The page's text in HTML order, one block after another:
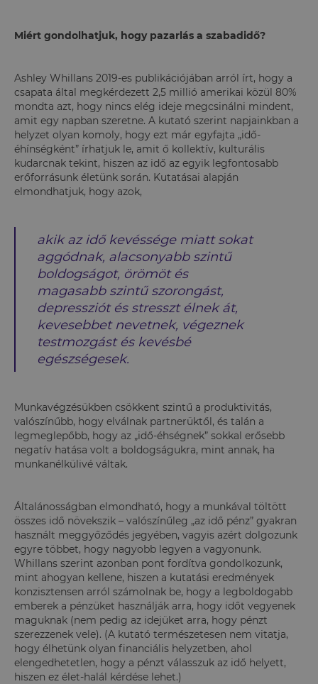
Miért gondolhatjuk, hogy pazarlás a szabadidő?
Ashley Whillans 2019-es publikációjában arról írt, hogy a
csapata által megkérdezett 2,5 millió amerikai közül 80%
mondta azt, hogy nincs elég ideje megcsinálni mindent,
amit egy napban szeretne. A kutató szerint napjainkban a
helyzet olyan komoly, hogy ezt már egyfajta „idő-
éhínségként” írhatjuk le, amit ő kollektív, kulturális
kudarcnak tekint, hiszen az idő az egyik legfontosabb
erőforrásunk életünk során. Kutatásai alapján
elmondhatjuk, hogy azok,
akik az idő kevéssége miatt sokat
aggódnak, alacsonyabb szintű
boldogságot, örömöt és
magasabb szintű szorongást,
depressziót és stresszt élnek át,
kevesebbet nevetnek, végeznek
testmozgást és kevésbé
egészségesek.
Munkavégzésükben csökkent szintű a produktivitás,
valószínűbb, hogy elválnak partnerüktől, és talán a
legmeglepőbb, hogy az „idő-éhségnek” sokkal erősebb
negatív hatása volt a boldogságukra, mint annak, ha
munkanélkülivé váltak.
Általánosságban elmondható, hogy a munkával töltött
összes idő növekszik – valószínűleg „az idő pénz” gyakran
használt meggyőződés jegyében, vagyis azért dolgozunk
egyre többet, hogy nagyobb legyen a vagyonunk.
Whillans szerint azonban pont fordítva gondolkozunk,
mint ahogyan kellene, hiszen a kutatási eredmények
konzisztensen arról számolnak be, hogy a legboldogabb
emberek a pénzüket használják arra, hogy időt vegyenek
maguknak (nem pedig az idejüket arra, hogy pénzt
szerezzenek vele). (A kutató természetesen nem vitatja,
hogy élhetünk olyan financiális helyzetben, ahol
elengedhetetlen, hogy a pénzt válasszuk az idő helyett,
hiszen ez élet-halál kérdése lehet.)